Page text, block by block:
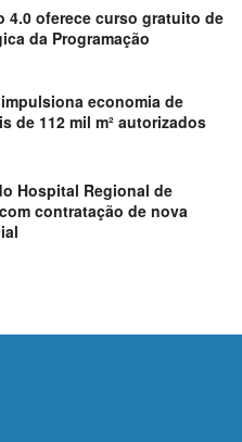
4.0 oferece curso gratuito de
da Programação
economia de
de 112 mil m² autorizados
Hospital Regional de
contratação de nova